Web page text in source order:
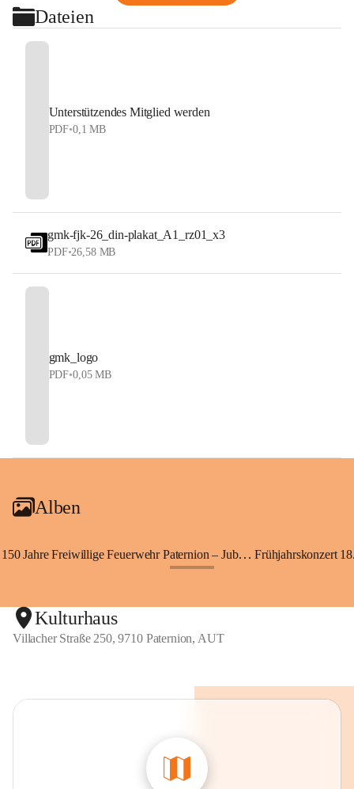
Dateien
Unterstützendes Mitglied werden
PDF•0,1 MB
gmk-fjk-26_din-plakat_A1_rz01_x3
PDF•26,58 MB
gmk_logo
PDF•0,05 MB
Alben
150 Jahre Freiwillige Feuerwehr Paternion – Jubiläumsfest Frühjahrskonzert
Kulturhaus
Villacher Straße 250, 9710 Paternion, AUT